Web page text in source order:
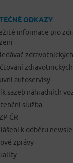
ODKAZY
informace pro
autoservisy
sazeb náhradních
služba
ČR
k odběru
zprávy